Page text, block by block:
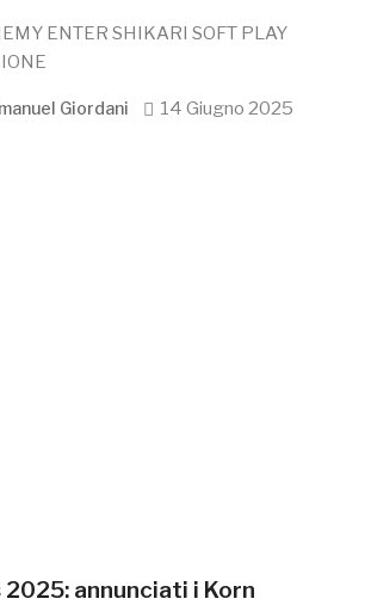
ENTER SHIKARI SOFT PLAY
Giordani 14 Giugno 2025
2025: annunciati i Korn